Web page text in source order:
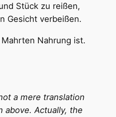
Stück zu reißen,
Gesicht verbeißen.
Nahrung ist.
a mere translation
above. Actually, the